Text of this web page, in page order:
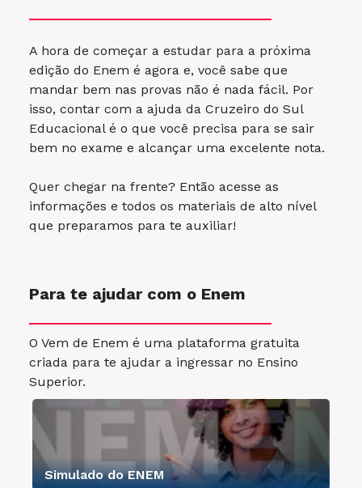
A hora de começar a estudar para a próxima
edição do Enem é agora e, você sabe que
mandar bem nas provas não é nada fácil. Por
isso, contar com a ajuda da Cruzeiro do Sul
Educacional é o que você precisa para se sair
bem no exame e alcançar uma excelente nota.
Quer chegar na frente? Então acesse as
informações e todos os materiais de alto nível
que preparamos para te auxiliar!
Para te ajudar com o Enem
O Vem de Enem é uma plataforma gratuita
criada para te ajudar a ingressar no Ensino
Superior.
Simulado do ENEM